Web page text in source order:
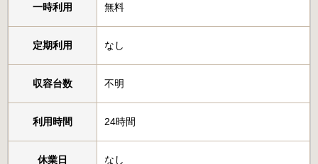
一時利用 無料
定期利用 なし
収容台数 不明
利用時間 24時間
休業日 なし